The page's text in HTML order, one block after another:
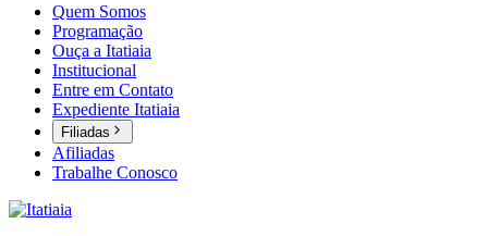
Quem Somos
Programação
Ouça a Itatiaia
Institucional
Entre em Contato
Expediente Itatiaia
Filiadas
Afiliadas
Trabalhe Conosco